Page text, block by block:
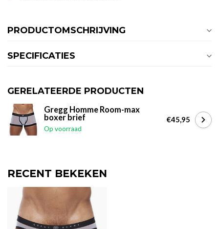
PRODUCTOMSCHRIJVING
SPECIFICATIES
GERELATEERDE PRODUCTEN
Gregg Homme Room-max
boxer brief
Op voorraad
€45,95
RECENT BEKEKEN